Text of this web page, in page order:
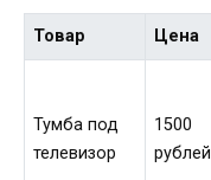
Товар Цена
Тумба под
телевизор
1500
рублей